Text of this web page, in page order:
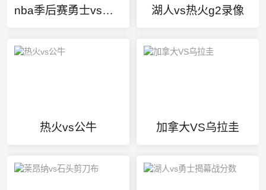
nba季后赛勇士vs火箭6 湖人vs热火g2录像
热火vs公牛 加拿大VS乌拉圭